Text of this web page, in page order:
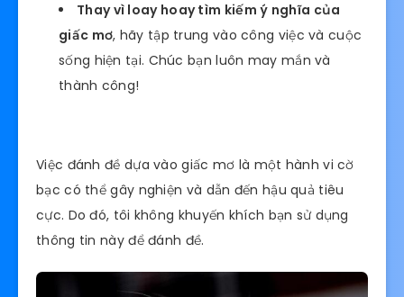
Thay vì loay hoay tìm kiếm ý nghĩa của
giấc mơ, hãy tập trung vào công việc và cuộc
sống hiện tại. Chúc bạn luôn may mắn và
thành công!
Việc đánh đề dựa vào giấc mơ là một hành vi cờ
bạc có thể gây nghiện và dẫn đến hậu quả tiêu
cực. Do đó, tôi không khuyến khích bạn sử dụng
thông tin này để đánh đề.